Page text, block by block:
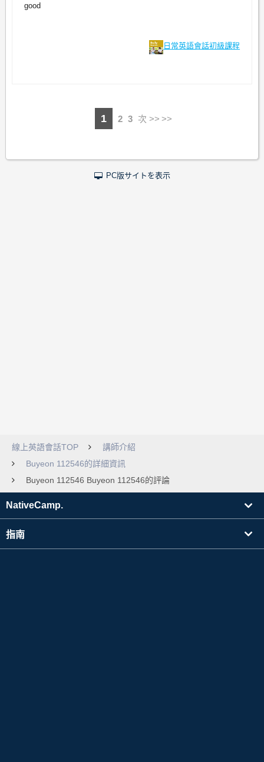
good
日常英語會話初級課程
1 2 3 次 >>
PC版サイトを表示
線上英語會話TOP
講師介紹
Buyeon 112546的詳細資訊
Buyeon 112546 Buyeon 112546的評論
NativeCamp.
指南